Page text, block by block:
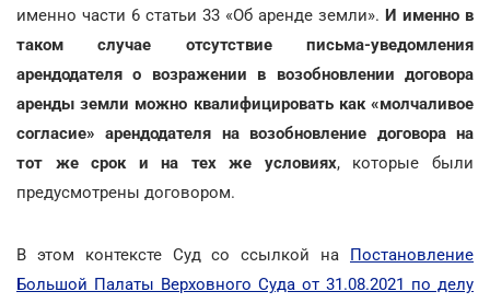
именно части 6 статьи 33 «Об аренде земли». И именно в
таком случае отсутствие письма-уведомления
арендодателя о возражении в возобновлении договора
аренды земли можно квалифицировать как «молчаливое
согласие» арендодателя на возобновление договора на
тот же срок и на тех же условиях, которые были
предусмотрены договором.
В этом контексте Суд со ссылкой на Постановление
Большой Палаты Верховного Суда от 31.08.2021 по делу